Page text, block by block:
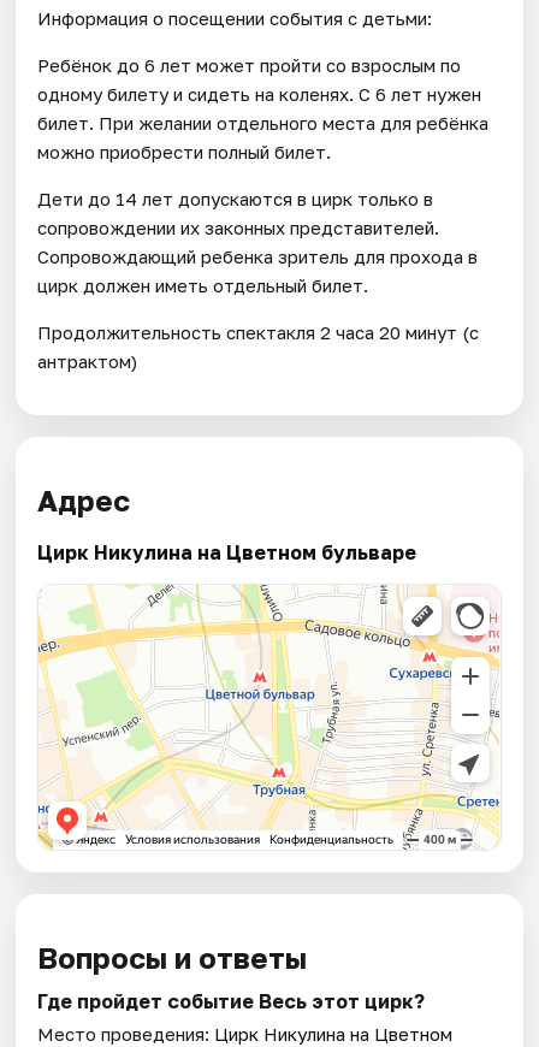
Информация о посещении события с детьми:
Ребёнок до 6 лет может пройти со взрослым по
одному билету и сидеть на коленях. С 6 лет нужен
билет. При желании отдельного места для ребёнка
можно приобрести полный билет.
Дети до 14 лет допускаются в цирк только в
сопровождении их законных представителей.
Сопровождающий ребенка зритель для прохода в
цирк должен иметь отдельный билет.
Продолжительность спектакля 2 часа 20 минут (с
антрактом)
Адрес
Цирк Никулина на Цветном бульваре
Вопросы и ответы
Где пройдет событие Весь этот цирк?
Место проведения: Цирк Никулина на Цветном